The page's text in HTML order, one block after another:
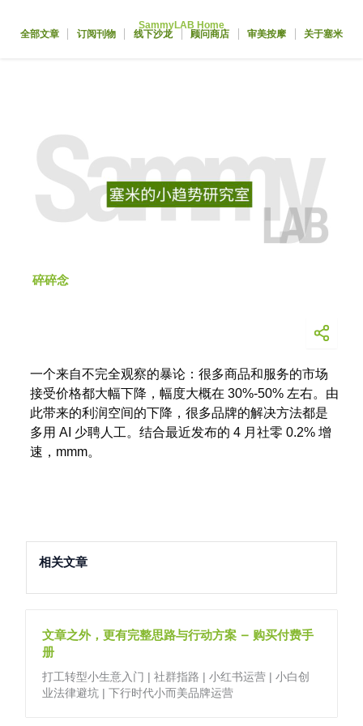
SammyLAB Home
全部文章 订阅刊物 线下沙龙 顾问商店 审美按摩 关于塞米
碎碎念
一个来自不完全观察的暴论：很多商品和服务的市场
接受价格都大幅下降，幅度大概在 30%-50% 左右。由
此带来的利润空间的下降，很多品牌的解决方法都是
多用 AI 少聘人工。结合最近发布的 4 月社零 0.2% 增
速，mmm。
相关文章
文章之外，更有完整思路与行动方案 – 购买付费手
册
打工转型小生意入门 | 社群指路 | 小红书运营 | 小白创
业法律避坑 | 下行时代小而美品牌运营